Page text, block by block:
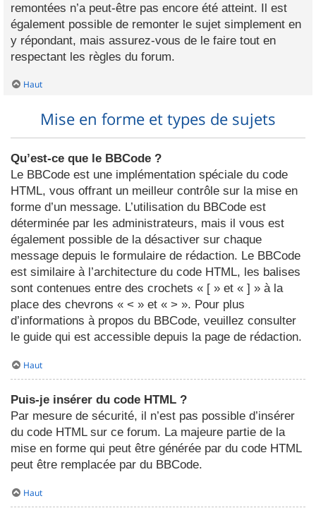
remontées n’a peut-être pas encore été atteint. Il est
également possible de remonter le sujet simplement en
y répondant, mais assurez-vous de le faire tout en
respectant les règles du forum.
Haut
Mise en forme et types de sujets
Qu’est-ce que le BBCode ?
Le BBCode est une implémentation spéciale du code
HTML, vous offrant un meilleur contrôle sur la mise en
forme d’un message. L’utilisation du BBCode est
déterminée par les administrateurs, mais il vous est
également possible de la désactiver sur chaque
message depuis le formulaire de rédaction. Le BBCode
est similaire à l’architecture du code HTML, les balises
sont contenues entre des crochets « [ » et « ] » à la
place des chevrons « < » et « > ». Pour plus
d’informations à propos du BBCode, veuillez consulter
le guide qui est accessible depuis la page de rédaction.
Haut
Puis-je insérer du code HTML ?
Par mesure de sécurité, il n’est pas possible d’insérer
du code HTML sur ce forum. La majeure partie de la
mise en forme qui peut être générée par du code HTML
peut être remplacée par du BBCode.
Haut